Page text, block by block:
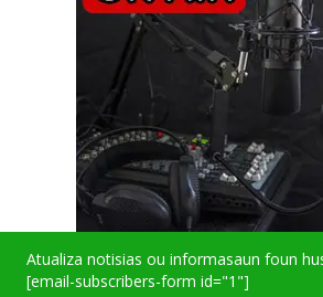
Atualiza notisias ou informasaun foun
[email-subscribers-form id="1"]